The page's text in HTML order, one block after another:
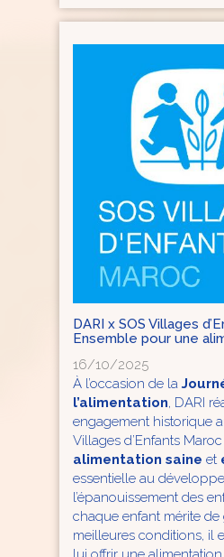
DARI x SOS Villages
Ensemble pour une
16/10/2025
À l’occasion de la
l’alimentation, DARI
engagement historique
Villages d’Enfants
alimentation saine et
essentielle au
l’épanouissement des
chaque enfant mérite
meilleures conditions, il